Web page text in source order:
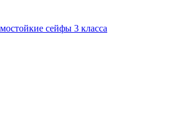
сейфы 3 класса